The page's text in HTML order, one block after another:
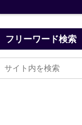
フリーワード検索